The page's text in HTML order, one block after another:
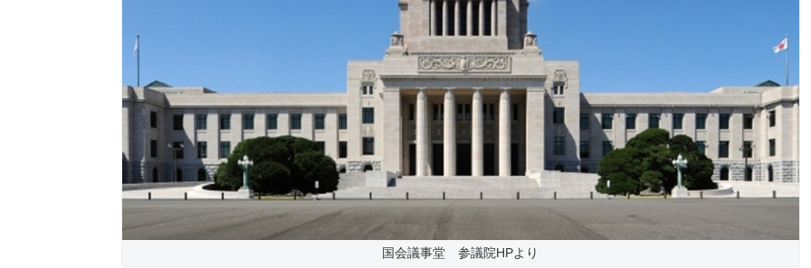
国会議事堂 参議院HPより